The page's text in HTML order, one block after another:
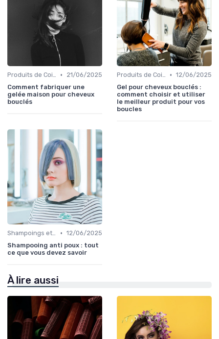
Produits de Coiffage •
21/06/2025
Comment fabriquer une
gelée maison pour cheveux
bouclés
Produits de Coiffage • 12/06/2025
Gel pour cheveux bouclés :
comment choisir et utiliser
le meilleur produit pour vos
boucles
Shampoings et Après-Shampoings • 12/06/2025
Shampooing anti poux : tout
ce que vous devez savoir
À lire aussi